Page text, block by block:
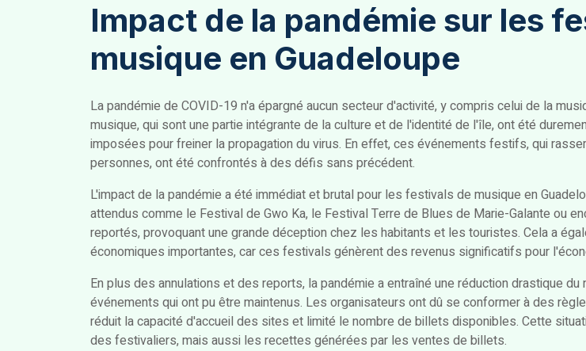
Impact de la pandémie sur les
musique en Guadeloupe
La pandémie de COVID-19 n'a épargné aucun secteur d'activité, y compris celui de la
musique, qui sont une partie intégrante de la culture et de l'identité de l'île, ont été
imposées pour freiner la propagation du virus. En effet, ces événements festifs, qui
personnes, ont été confrontés à des défis sans précédent.
L'impact de la pandémie a été immédiat et brutal pour les festivals de musique en
attendus comme le Festival de Gwo Ka, le Festival Terre de Blues de Marie-Galante ou
reportés, provoquant une grande déception chez les habitants et les touristes. Cela a
économiques importantes, car ces festivals génèrent des revenus significatifs pour
En plus des annulations et des reports, la pandémie a entraîné une réduction drastique
événements qui ont pu être maintenus. Les organisateurs ont dû se conformer à des
réduit la capacité d'accueil des sites et limité le nombre de billets disponibles. Cette
des festivaliers, mais aussi les recettes générées par les ventes de billets.